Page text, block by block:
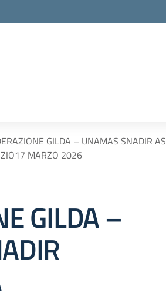
GILDA – UNAMAS SNADIR
MARZO 2026
GILDA –